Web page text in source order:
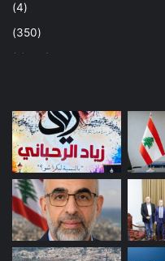
(4)
(350)
(1٬039)
(3)
(16)
(24)
(12)
(168)
(1)